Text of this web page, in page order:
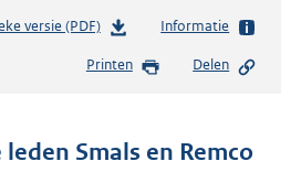
versie (PDF)b
s
d
Informatie
Printen Delen
Smals en Remco